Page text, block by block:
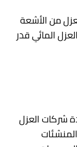
من الأشعة
المائي قدر
شركات العزل